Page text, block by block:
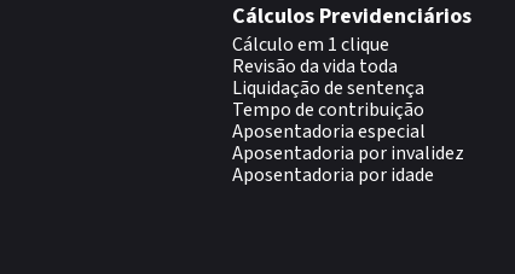
Cálculos Previdenciários
Cálculo em 1 clique
Revisão da vida toda
Liquidação de sentença
Tempo de contribuição
Aposentadoria especial
Aposentadoria por invalidez
Aposentadoria por idade